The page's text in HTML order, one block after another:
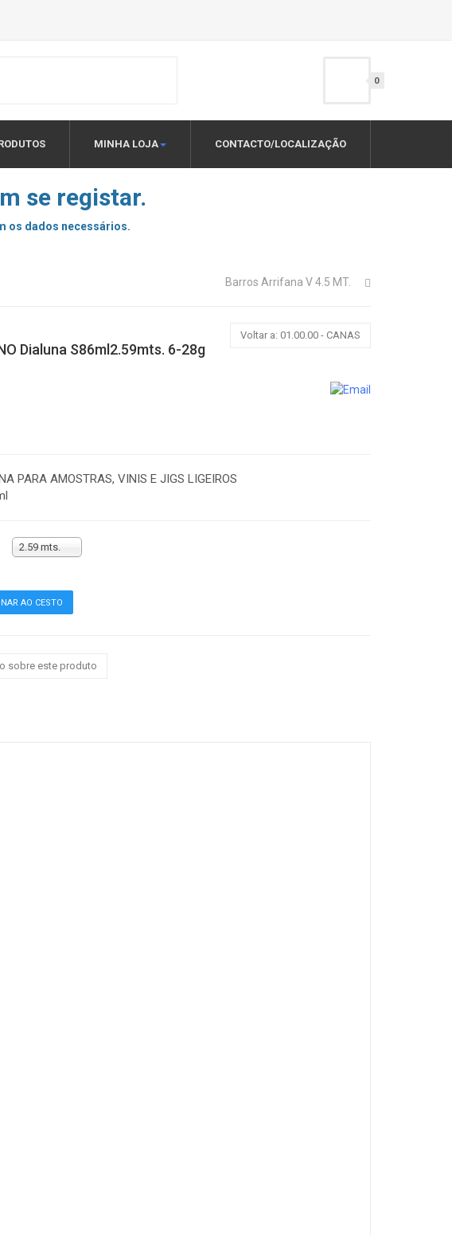
0
MINHA LOJA CONTACTO/LOCALIZAÇÃO
se registar.
os dados necessários.
Barros Arrifana V 4.5 MT.
Voltar a: 01.00.00 - CANAS
Dialuna S86ml2.59mts. 6-28g
PARA AMOSTRAS, VINIS E JIGS LIGEIROS
2.59 mts.
sobre este produto